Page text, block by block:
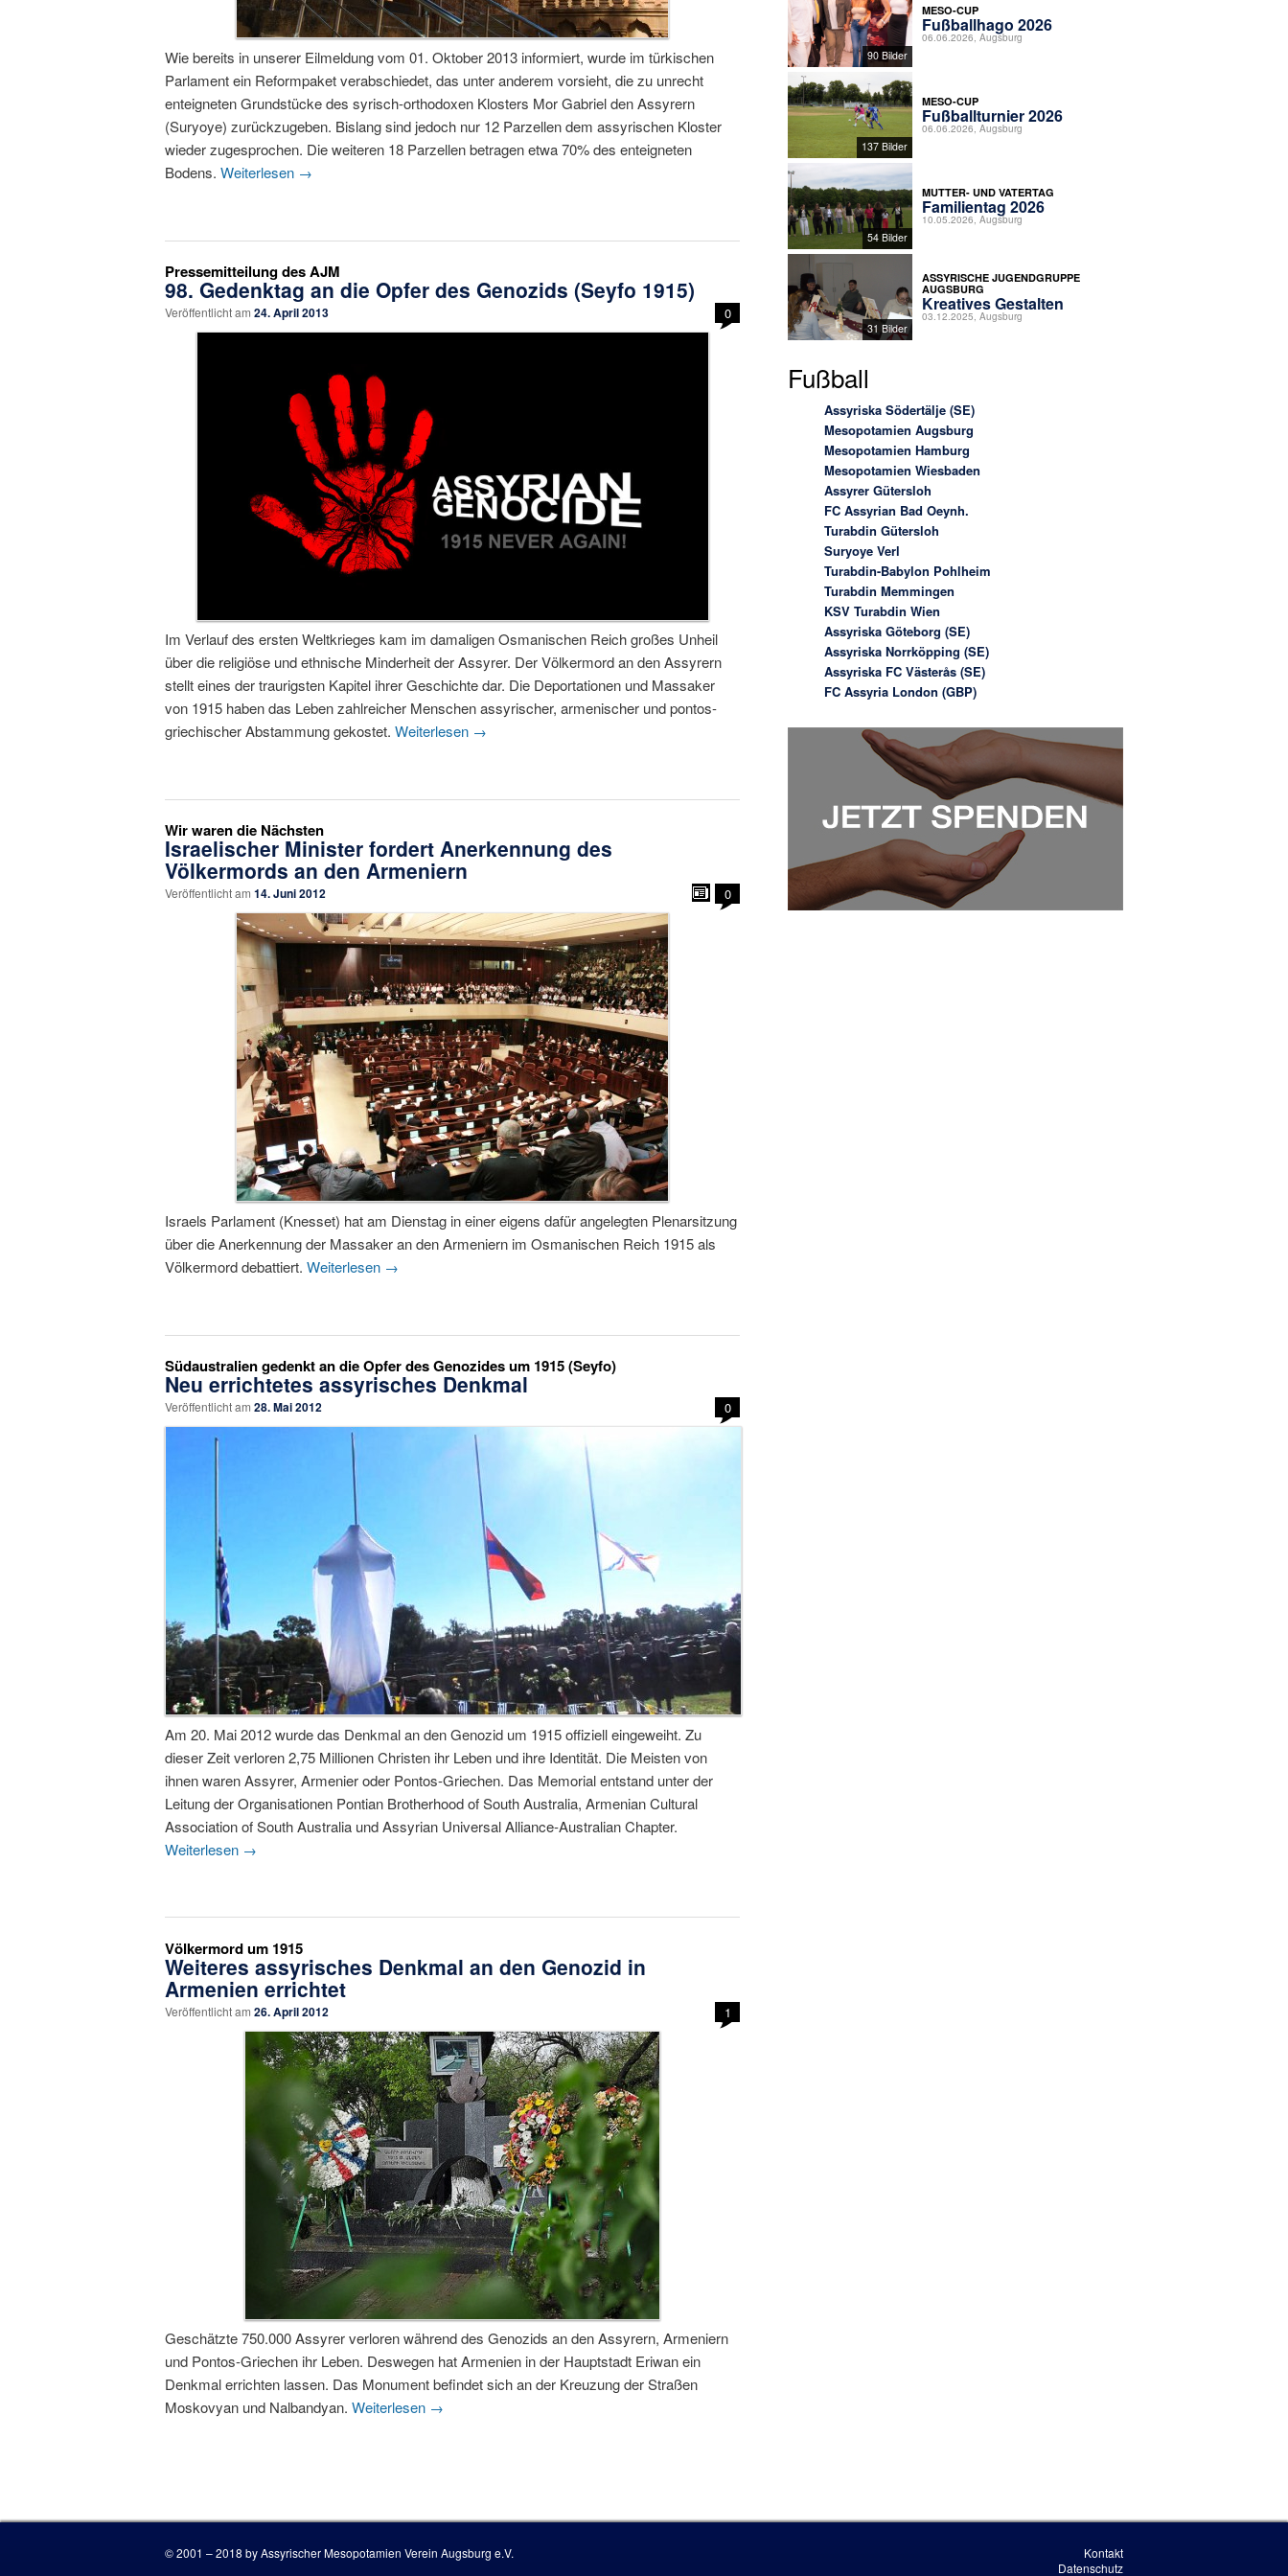
Wie bereits in unserer Eilmeldung vom 01. Oktober 2013 informiert, wurde im türkischen
Parlament ein Reformpaket verabschiedet, das unter anderem vorsieht, die zu unrecht
enteigneten Grundstücke des syrisch-orthodoxen Klosters Mor Gabriel den Assyrern
(Suryoye) zurückzugeben. Bislang sind jedoch nur 12 Parzellen dem assyrischen Kloster
wieder zugesprochen. Die weiteren 18 Parzellen betragen etwa 70% des enteigneten
Bodens. Weiterlesen →
Pressemitteilung des AJM
98. Gedenktag an die Opfer des Genozids (Seyfo 1915)
Veröffentlicht am 24. April 2013 0
Im Verlauf des ersten Weltkrieges kam im damaligen Osmanischen Reich großes Unheil
über die religiöse und ethnische Minderheit der Assyrer. Der Völkermord an den Assyrern
stellt eines der traurigsten Kapitel ihrer Geschichte dar. Die Deportationen und Massaker
von 1915 haben das Leben zahlreicher Menschen assyrischer, armenischer und pontos-
griechischer Abstammung gekostet. Weiterlesen →
Wir waren die Nächsten
Israelischer Minister fordert Anerkennung des
Völkermords an den Armeniern
Veröffentlicht am 14. Juni 2012 0
Israels Parlament (Knesset) hat am Dienstag in einer eigens dafür angelegten Plenarsitzung
über die Anerkennung der Massaker an den Armeniern im Osmanischen Reich 1915 als
Völkermord debattiert. Weiterlesen →
Südaustralien gedenkt an die Opfer des Genozides um 1915 (Seyfo)
Neu errichtetes assyrisches Denkmal
Veröffentlicht am 28. Mai 2012 0
Am 20. Mai 2012 wurde das Denkmal an den Genozid um 1915 offiziell eingeweiht. Zu
dieser Zeit verloren 2,75 Millionen Christen ihr Leben und ihre Identität. Die Meisten von
ihnen waren Assyrer, Armenier oder Pontos-Griechen. Das Memorial entstand unter der
Leitung der Organisationen Pontian Brotherhood of South Australia, Armenian Cultural
Association of South Australia und Assyrian Universal Alliance-Australian Chapter.
Weiterlesen →
Völkermord um 1915
Weiteres assyrisches Denkmal an den Genozid in
Armenien errichtet
Veröffentlicht am 26. April 2012 1
Geschätzte 750.000 Assyrer verloren während des Genozids an den Assyrern, Armeniern
und Pontos-Griechen ihr Leben. Deswegen hat Armenien in der Hauptstadt Eriwan ein
Denkmal errichten lassen. Das Monument befindet sich an der Kreuzung der Straßen
Moskovyan und Nalbandyan. Weiterlesen →
90 Bilder
MESO-CUP
Fußballhago 2026
06.06.2026, Augsburg
137 Bilder
MESO-CUP
Fußballturnier 2026
06.06.2026, Augsburg
54 Bilder
MUTTER- UND VATERTAG
Familientag 2026
10.05.2026, Augsburg
31 Bilder
ASSYRISCHE JUGENDGRUPPE
AUGSBURG
Kreatives Gestalten
03.12.2025, Augsburg
Fußball
Assyriska Södertälje (SE)
Mesopotamien Augsburg
Mesopotamien Hamburg
Mesopotamien Wiesbaden
Assyrer Gütersloh
FC Assyrian Bad Oeynh.
Turabdin Gütersloh
Suryoye Verl
Turabdin-Babylon Pohlheim
Turabdin Memmingen
KSV Turabdin Wien
Assyriska Göteborg (SE)
Assyriska Norrköpping (SE)
Assyriska FC Västerås (SE)
FC Assyria London (GBP)
© 2001 – 2018 by Assyrischer Mesopotamien Verein Augsburg e.V.
Kontakt
Datenschutz